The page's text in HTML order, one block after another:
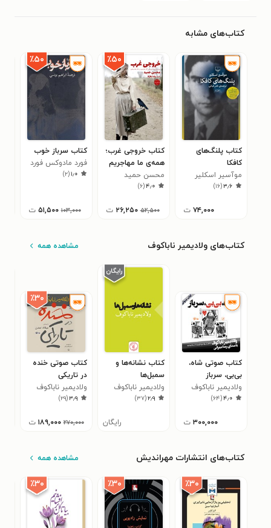
کتاب‌های مشابه
کتاب پلنگ‌های
کافکا
موآسیر اسکلیر
۳٫۶(۱۶)
۷۴,۰۰۰ ت
٪۵۰
کتاب خروجی غرب؛
همه‌ی ما مهاجریم
حتی اگر تمام عمر
در یک خانه بمانیم
محسن حمید
۴٫۰(۶)
۵۲,۵۰۰ ۲۶,۲۵۰ ت
٪۵۰
کتاب سرباز خوب
فورد مادوکس فورد
۱٫۰(۲)
۱۰۳,۰۰۰ ۵۱,۵۰۰ ت
کتاب‌های ولادیمیر ناباکوف مشاهده همه
کتاب صوتی شاه،
بی‌بی، سرباز
ولادیمیر ناباکوف
۴٫۰(۶۴)
۳۰۰,۰۰۰ ت
کتاب نشانه‌ها و
سمبل‌ها
ولادیمیر ناباکوف
۲٫۹(۳۷)
رایگان
٪۳۰
کتاب صوتی خنده
در تاریکی
ولادیمیر ناباکوف
۳٫۹(۲۹)
۲۷۰,۰۰۰ ۱۸۹,۰۰۰ ت
کتاب‌های انتشارات مهراندیش مشاهده همه
٪۳۰ ٪۳۰ ٪۳۰